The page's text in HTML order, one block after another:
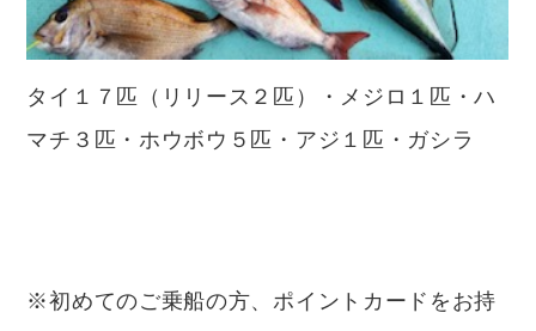
タイ１７匹（リリース２匹）・メジロ１匹・ハ
マチ３匹・ホウボウ５匹・アジ１匹・ガシラ
※初めてのご乗船の方、ポイントカードをお持